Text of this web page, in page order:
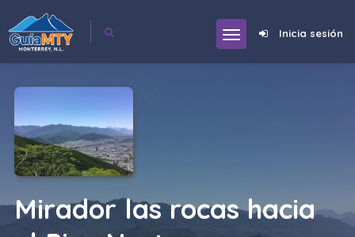
Inicia sesión
Mirador las rocas hacia